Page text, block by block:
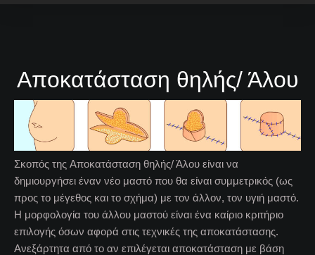
Αποκατάσταση θηλής/ Άλου
Σκοπός της Αποκατάσταση θηλής/ Άλου είναι να
δημιουργήσει έναν νέο μαστό που θα είναι συμμετρικός (ως
προς το μέγεθος και το σχήμα) με τον άλλον, τον υγιή μαστό.
Η μορφολογία του άλλου μαστού είναι ένα καίριο κριτήριο
επιλογής όσων αφορά στις τεχνικές της αποκατάστασης.
Ανεξάρτητα από το αν επιλέγεται αποκατάσταση με βάση